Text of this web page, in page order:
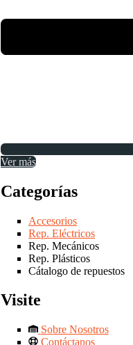
Ver más
Categorías
Accesorios
Rep. Eléctricos
Rep. Mecánicos
Rep. Plásticos
Cátalogo de repuestos
Visite
Sobre Nosotros
Contáctanos